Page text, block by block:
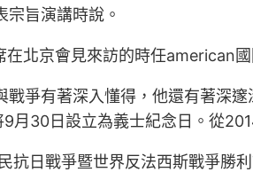
宗旨演講時說。
在北京會見來訪的時任american
戰爭有著深入懂得，他還有著深
月30日設立為義士紀念日。從
抗日戰爭暨世界反法西斯戰爭勝